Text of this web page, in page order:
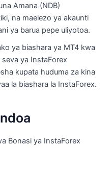
Amana (NDB)
na maelezo ya akaunti
ya barua pepe uliyotoa.
ya biashara ya MT4 kwa
ya InstaForex
kupata huduma za kina
la biashara la InstaForex.
Bonasi ya InstaForex